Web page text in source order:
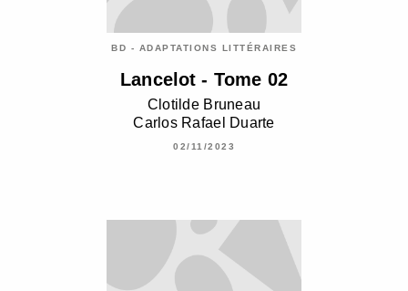
BD - ADAPTATIONS LITTÉRAIRES
Lancelot - Tome 02
Clotilde Bruneau
Carlos Rafael Duarte
02/11/2023